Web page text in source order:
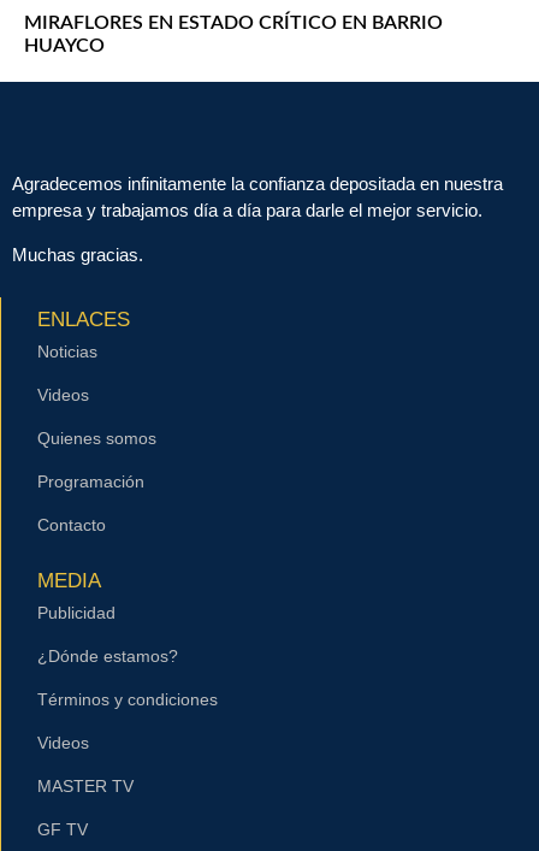
MIRAFLORES EN ESTADO CRÍTICO EN BARRIO
HUAYCO
Agradecemos infinitamente la confianza depositada en nuestra
empresa y trabajamos día a día para darle el mejor servicio.
Muchas gracias.
ENLACES
Noticias
Videos
Quienes somos
Programación
Contacto
MEDIA
Publicidad
¿Dónde estamos?
Términos y condiciones
Videos
MASTER TV
GF TV